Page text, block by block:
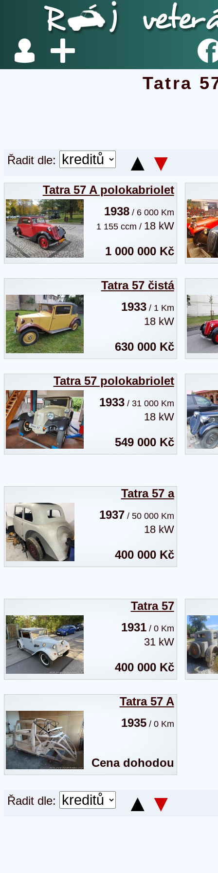
Tatra
Řadit dle: ▲ ▼
Tatra 57 A polokabriolet
1938/ 6 000 Km
1 155 ccm / 18 kW
1 000 000 Kč
Tatra 57 čistá
1933/ 1 Km
18 kW
630 000 Kč
Tatra 57 polokabriolet
1933/ 31 000 Km
18 kW
549 000 Kč
Tatra 57 a
1937 / 50 000 Km
18 kW
400 000 Kč
Tatra 57
1931/ 0 Km
31 kW
400 000 Kč
Tatra 57 A
1935/ 0 Km
Cena dohodou
Řadit dle: ▲ ▼